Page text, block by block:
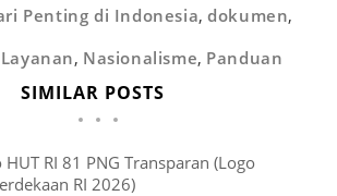
Penting di Indonesia,dokumen,
Layanan, Nasionalisme, Panduan
SIMILAR POSTS
HUT RI 81 PNG Transparan (Logo
RI 2026)